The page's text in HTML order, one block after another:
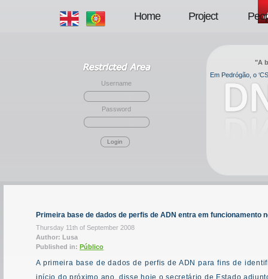
"A
Em Pedrógão, o
Username
Password
Login
Home Project
Primeira base de dados de perfis de ADN entra em funcionamento
Thursday 11th of September 2008
Author: Lusa
Published in: Público
A primeira base de dados de perfis de ADN para fins de
início do próximo ano, disse hoje o secretário de Estado